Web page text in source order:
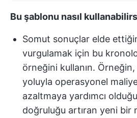
Bu şablonu nasıl
Somut sonuçlar elde
vurgulamak için bu
örneğini kullanın.
yoluyla operasyonel
azaltmaya yardımcı
doğruluğu artıran yeni bir